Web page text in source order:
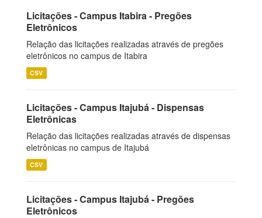
Licitações - Campus Itabira - Pregões
Eletrônicos
Relação das licitações realizadas através de pregões
eletrônicos no campus de Itabira
CSV
Licitações - Campus Itajubá - Dispensas
Eletrônicas
Relação das licitações realizadas através de dispensas
eletrônicas no campus de Itajubá
CSV
Licitações - Campus Itajubá - Pregões
Eletrônicos